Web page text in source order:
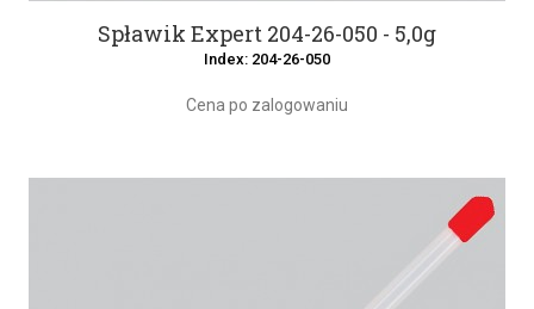
Spławik Expert 204-26-050 - 5,0g
Index: 204-26-050
Cena po zalogowaniu